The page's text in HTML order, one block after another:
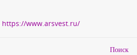
https://www.arsvest.ru/
Поиск